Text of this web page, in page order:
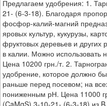
Предлагаем удобрения: 1.
21- (6-3-18). Благодаря
фосфор-калий-магний
яровых культур, кукурузы,
фруктовых деревьев и других
в калии. Можно использовать
Цена 10200 грн./т. 2.
удобрение, которое должно
раньше перед посевом; на
пониженным рН. Цена 11000
(CaMgS) 3-10-21- (6-3-18) из